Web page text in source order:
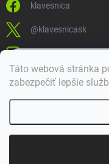
Táto webová stránka
zabezpečiť lepšie
klavesnica
@klavesnicask
klavesnica_sk
Dobrý deň! 👋 Pomôžem